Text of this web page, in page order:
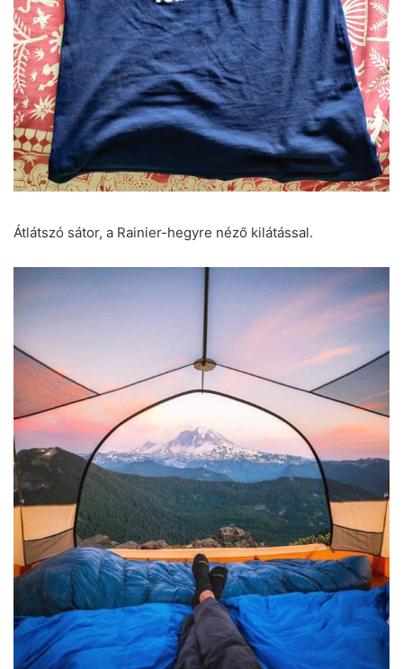
Átlátszó sátor, a Rainier-hegyre néző kilátással.